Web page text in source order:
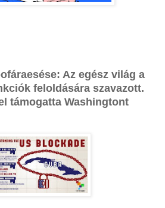
Az egész világ a
feloldására szavazott.
támogatta Washingtont